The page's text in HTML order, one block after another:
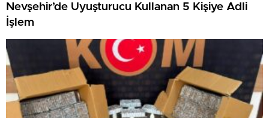
Nevşehir’de Uyuşturucu Kullanan 5 Kişiye Adli
İşlem